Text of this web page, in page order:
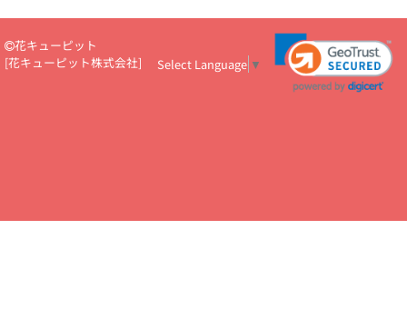
ール
新築引っ越し祝いコラム お祝い花のマナー総まとめ
職
場上司や先輩へ贈るお祝い花の正解は？
開店祝いの花 選び方ガイ
あり)
花キューピット×専門家
CO2排出量削減 / SDGsを考える
花キューピット
[花キューピット株式会社] Select Language ▼